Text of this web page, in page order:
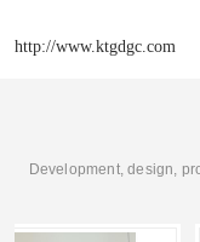
http://www.ktgdgc.com
Development, design,